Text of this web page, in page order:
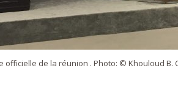
officielle de la réunion . Photo: © Khouloud B.